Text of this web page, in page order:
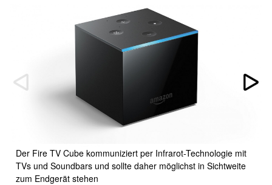
Der Fire TV Cube kommuniziert per Infrarot-Technologie mit
TVs und Soundbars und sollte daher möglichst in Sichtweite
zum Endgerät stehen